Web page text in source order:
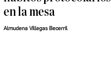
en la mesa
Almudena Villegas Becerril